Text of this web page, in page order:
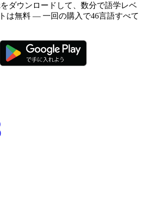
をダウンロードして、数分で語学レベ
は無料 — 一回の購入で46言語すべて